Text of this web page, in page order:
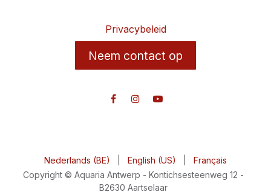
Privacybeleid
Neem contact op
Copyright © Aquaria Antwerp - Kontichsesteenweg 12 -
B2630 Aartselaar
Nederlands (BE) English (US) Français